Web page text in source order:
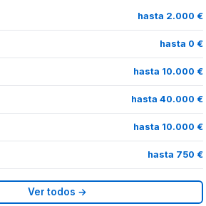
hasta 2.000 €
hasta 0 €
hasta 10.000 €
hasta 40.000 €
hasta 10.000 €
hasta 750 €
Ver todos →